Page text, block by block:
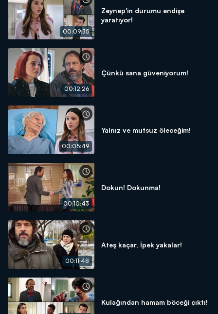
00:09:35
Zeynep'in durumu endişe
yaratıyor!
00:12:26
Çünkü sana güveniyorum!
00:05:49
Yalnız ve mutsuz öleceğim!
00:10:43
Dokun! Dokunma!
00:11:48
Ateş kaçar, İpek yakalar!
Kulağından hamam böceği çıktı!